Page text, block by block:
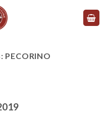
PECORINO